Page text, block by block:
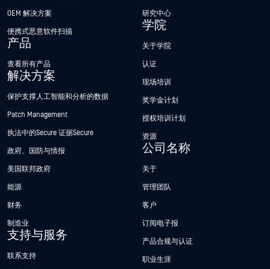
OEM 解决方案
便携式恶意软件扫描
产品
查看所有产品
解决方案
保护支撑人工智能和分析的数据
Patch Management
执法中的Secure 证据Secure
政府、国防与情报
美国联邦政府
能源
财务
制造业
支持与服务
联系支持
研究中心
学院
关于学院
认证
现场培训
奖学金计划
授权培训计划
资源
公司名称
关于
管理团队
客户
订阅电子报
产品合规与认证
职业生涯